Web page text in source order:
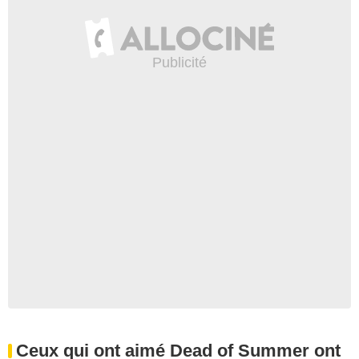
Ceux qui ont aimé Dead of Summer ont